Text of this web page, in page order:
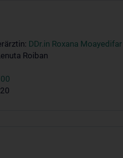
DDr.in Roxana Moayedifar
Roiban